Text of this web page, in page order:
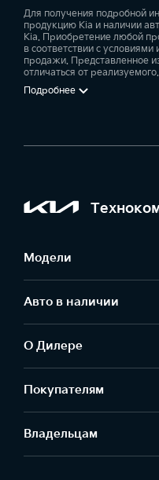
Для получения подробной
продукцию Kia и наличии
Kia. Приобретение любой
в соответствии с
продажи. Представленное
отличаться от
Подробнее
Модели
Авто в наличии
О Дилере
Покупателям
Владельцам